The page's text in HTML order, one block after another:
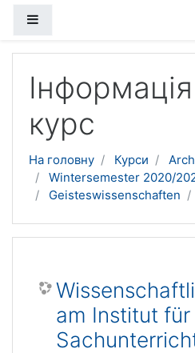
курс
На головну Курси
Wintersemester 2020/
Geisteswissenschaften
am Institut für